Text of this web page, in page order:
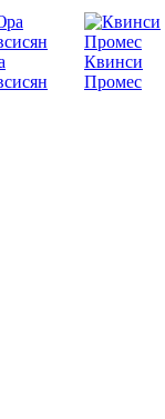
Квинси
Промес